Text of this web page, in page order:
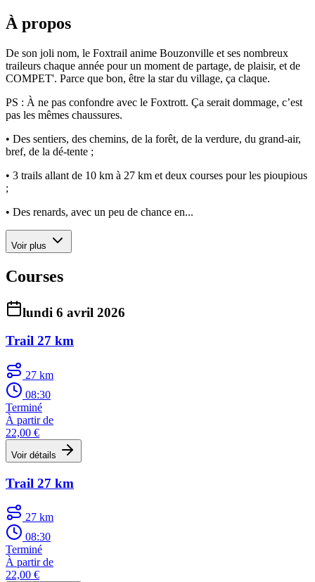
À propos
De son joli nom, le Foxtrail anime Bouzonville et ses nombreux
traileurs chaque année pour un moment de partage, de plaisir, et de
COMPET'. Parce que bon, être la star du village, ça claque.
PS : À ne pas confondre avec le Foxtrott. Ça serait dommage, c’est
pas les mêmes chaussures.
• Des sentiers, des chemins, de la forêt, de la verdure, du grand-air,
bref, de la dé-tente ;
• 3 trails allant de 10 km à 27 km et deux courses pour les pioupious
;
• Des renards, avec un peu de chance en...
Voir plus
Courses
lundi 6 avril 2026
Trail 27 km
27 km
08:30
Terminé
À partir de
22,00 €
Voir détails
Trail 27 km
27 km
08:30
Terminé
À partir de
22,00 €